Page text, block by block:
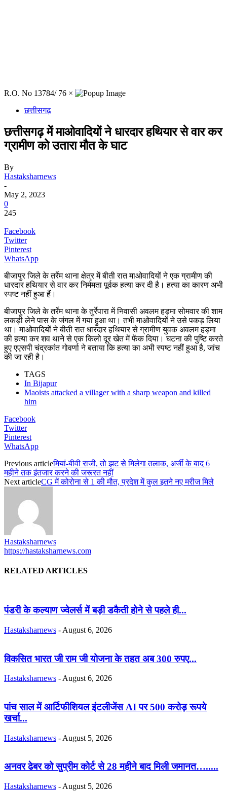
R.O. No 13784/ 76 ×
छत्तीसगढ़
छत्तीसगढ़ में माओवादियों ने धारदार हथियार से वार कर
ग्रामीण को उतारा मौत के घाट
By
Hastaksharnews
-
May 2, 2023
0
245
Facebook
Twitter
Pinterest
WhatsApp
बीजापुर जिले के तर्रेम थाना क्षेत्र में बीती रात माओवादियों ने एक ग्रामीण की
धारदार हथियार से वार कर निर्ममता पूर्वक हत्या कर दी है। हत्या का कारण अभी
स्पष्ट नहीं हुआ हैं।
बीजापुर जिले के तर्रेम थाना के तुर्रेपारा में निवासी अवलम हड़मा सोमवार की शाम
लकड़ी लेने पास के जंगल में गया हुआ था। तभी माओवादियों ने उसे पकड़ लिया
था। माओवादियों ने बीती रात धारदार हथियार से ग्रामीण युवक अवलम हड़मा
की हत्या कर शव थाने से एक किलो दूर खेत में फेंक दिया। घटना की पुष्टि करते
हुए एएसपी चंद्रकांत गोवर्णा ने बताया कि हत्या का अभी स्पष्ट नहीं हुआ है, जांच
की जा रही है।
TAGS
In Bijapur
Maoists attacked a villager with a sharp weapon and killed
him
Facebook
Twitter
Pinterest
WhatsApp
Previous articleमियां-बीवी राजी, तो झट से मिलेगा तलाक, अर्जी के बाद 6
महीने तक इंतजार करने की जरूरत नहीं
Next articleCG में कोरोना से 1 की मौत, प्रदेश में कुल इतने नए मरीज मिले
Hastaksharnews
https://hastaksharnews.com
RELATED ARTICLES
पंडरी के कल्याण ज्वेलर्स में बड़ी डकैती होने से पहले ही...
Hastaksharnews - August 6, 2026
विकसित भारत जी राम जी योजना के तहत अब 300 रुपए...
Hastaksharnews - August 6, 2026
पांच साल में आर्टिफीशियल इंटलीजेंस AI पर 500 करोड़ रूपये
खर्चा...
Hastaksharnews - August 5, 2026
अनवर ढेबर को सुप्रीम कोर्ट से 28 महीने बाद मिली जमानत….....
Hastaksharnews - August 5, 2026